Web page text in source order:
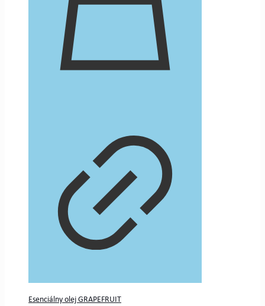
Esenciálny olej GRAPEFRUIT